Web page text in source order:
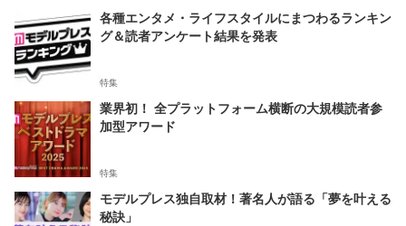
各種エンタメ・ライフスタイルにまつわるランキン
グ＆読者アンケート結果を発表
特集
業界初！ 全プラットフォーム横断の大規模読者参
加型アワード
特集
モデルプレス独自取材！著名人が語る「夢を叶える
秘訣」